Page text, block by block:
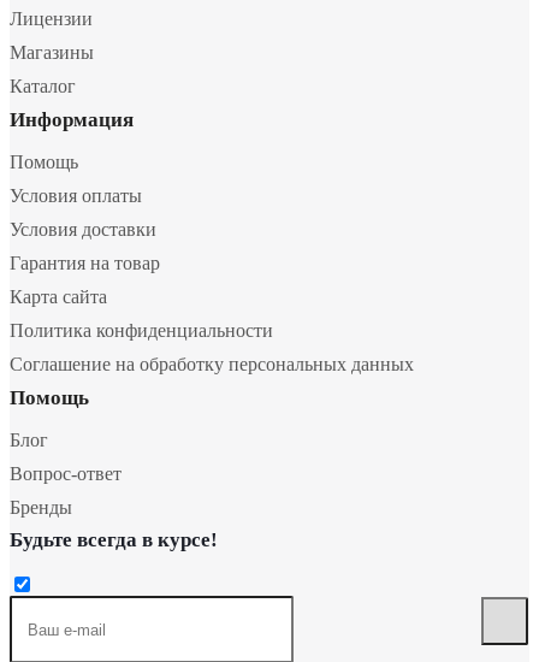
Лицензии
Магазины
Каталог
Информация
Помощь
Условия оплаты
Условия доставки
Гарантия на товар
Карта сайта
Политика конфиденциальности
Соглашение на обработку персональных данных
Помощь
Блог
Вопрос-ответ
Бренды
Будьте всегда в курсе!